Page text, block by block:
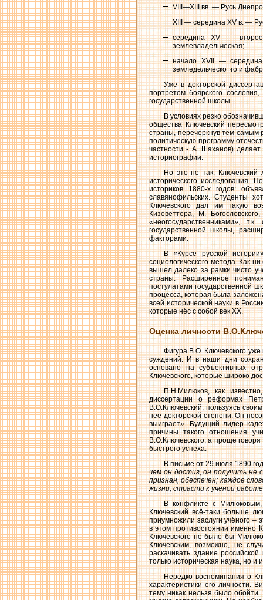
VIII—XIII вв. — Русь
XIII — середина XV в. —
середина XV — второе
землевладельческая;
начало XVII — середина
земледельческо¬го и
Уже в докторской
портретом боярского
государственной школы.
В условиях резко
общества Ключевский
страны, перечеркнув тем самым
политическую программу
частности - А. Шаханов) делает
историографии.
Но это не так. Ключевский
исторического исследования.
историков 1880-х годов:
славянофильских. Студенты
Ключевского дал им такую
Кизеветтера, М.
«неогосударственниками»,
государственной школы,
факторами.
В «Курсе русской
социологического метода. Как
вышел далеко за рамки чисто
страны. Расширенное
постулатами государственной
процесса, которая была
всей исторической науки в
которые нёс с собой век XX.
Оценка личности
Фигура В.О. Ключевского
суждений. И в наши дни
основано на субъективных
Ключевского, которые широко
П.Н.Милюков, как
диссертации о реформах
В.О.Ключевский, пользуясь
неё докторской степени. Он
выиграет». Будущий лидер
причины такого отношения
В.О.Ключевского, а проще
быстрого успеха.
В письме от 29 июля 1890
чем он достиг, он получить не
признан, обеспечен; каждое
жизни, страсти к ученой
В конфликте с Милюковым,
Ключевский всё-таки больше
приумножили заслуги учёного –
в этом противостоянии именно
Ключевского не было бы
Ключевским, возможно, не
раскачивать здание
только историческая наука, но и
Нередко воспоминания о
характеристики его личности.
тему никак нельзя было обойти.